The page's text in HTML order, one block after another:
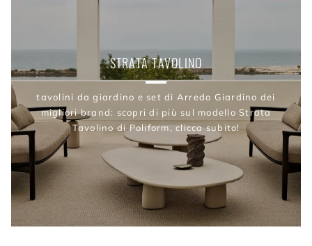
STRATA TAVOLINO
tavolini da giardino e set di Arredo Giardino dei
migliori brand: scopri di più sul modello Strata
Tavolino di Poliform, clicca subito!